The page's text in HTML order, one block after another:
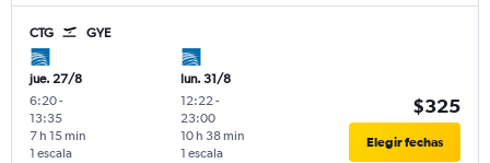
CTG GYE
jue. 27/8
6:20-
13:35
1 escala
7 h 15 min
lun. 31/8
12:22-
23:00
1 escala
10 h 38 min
$325
Elegir fechas